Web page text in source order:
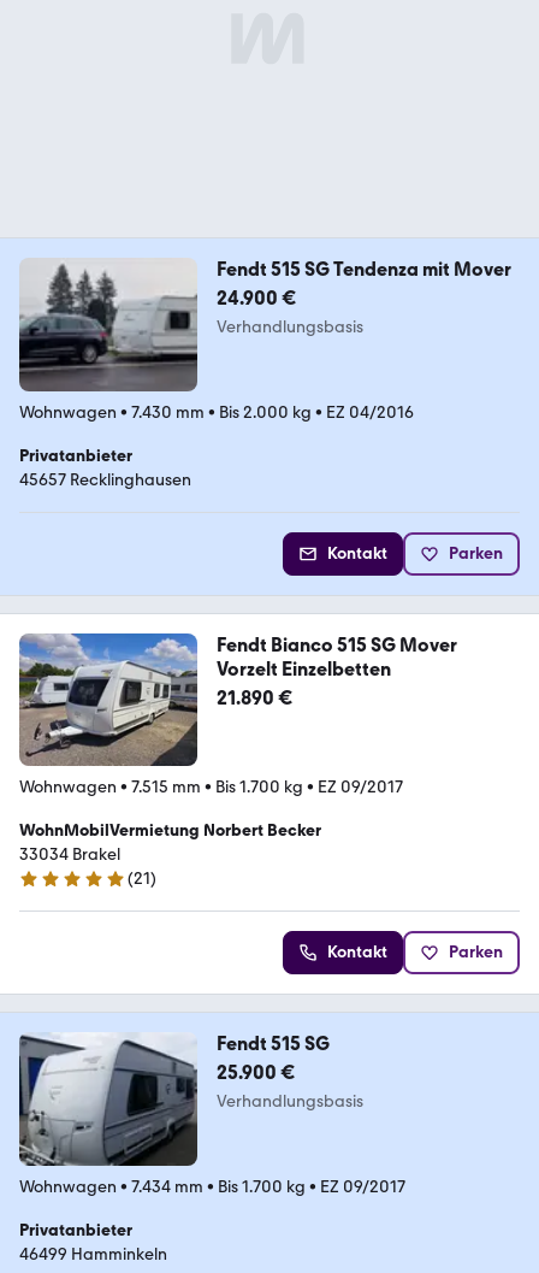
Fendt 515 SG Tendenza mit Mover
24.900 €
Verhandlungsbasis
Wohnwagen • 7.430 mm • Bis 2.000 kg • EZ 04/2016
Privatanbieter
45657 Recklinghausen
Kontakt Parken
Fendt Bianco 515 SG Mover
Vorzelt Einzelbetten
21.890 €
Wohnwagen • 7.515 mm • Bis 1.700 kg • EZ 09/2017
WohnMobilVermietung Norbert Becker
33034 Brakel
5 Sterne
(21)
Kontakt Parken
Fendt 515 SG
25.900 €
Verhandlungsbasis
Wohnwagen • 7.434 mm • Bis 1.700 kg • EZ 09/2017
Privatanbieter
46499 Hamminkeln